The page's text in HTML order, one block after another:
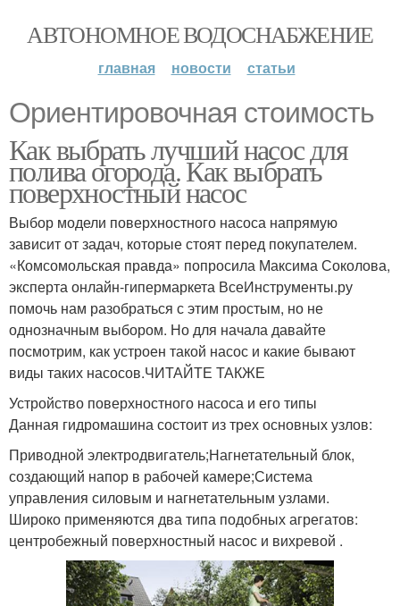
АВТОНОМНОЕ ВОДОСНАБЖЕНИЕ
главная новости статьи
Ориентировочная стоимость
Как выбрать лучший насос для
полива огорода. Как выбрать
поверхностный насос
Выбор модели поверхностного насоса напрямую
зависит от задач, которые стоят перед покупателем.
«Комсомольская правда» попросила Максима Соколова,
эксперта онлайн-гипермаркета ВсеИнструменты.ру
помочь нам разобраться с этим простым, но не
однозначным выбором. Но для начала давайте
посмотрим, как устроен такой насос и какие бывают
виды таких насосов.ЧИТАЙТЕ ТАКЖЕ
Устройство поверхностного насоса и его типы
Данная гидромашина состоит из трех основных узлов:
Приводной электродвигатель;Нагнетательный блок,
создающий напор в рабочей камере;Система
управления силовым и нагнетательным узлами.
Широко применяются два типа подобных агрегатов:
центробежный поверхностный насос и вихревой .